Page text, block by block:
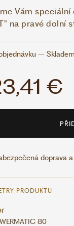
Vám
na pravé dolní
–
€
doprava
PRODUKTU
80